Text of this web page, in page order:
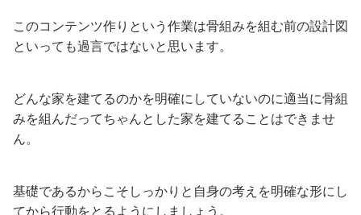
このコンテンツ作りという作業は骨組みを組む前の設計図
といっても過言ではないと思います。
どんな家を建てるのかを明確にしていないのに適当に骨組
みを組んだってちゃんとした家を建てることはできませ
ん。
基礎であるからこそしっかりと自身の考えを明確な形にし
てから行動をとるようにしましょう。